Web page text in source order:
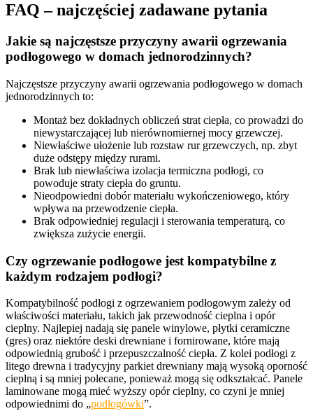
FAQ – najczęściej zadawane pytania
Jakie są najczęstsze przyczyny awarii ogrzewania
podłogowego w domach jednorodzinnych?
Najczęstsze przyczyny awarii ogrzewania podłogowego w domach
jednorodzinnych to:
Montaż bez dokładnych obliczeń strat ciepła, co prowadzi do
niewystarczającej lub nierównomiernej mocy grzewczej.
Niewłaściwe ułożenie lub rozstaw rur grzewczych, np. zbyt
duże odstępy między rurami.
Brak lub niewłaściwa izolacja termiczna podłogi, co
powoduje straty ciepła do gruntu.
Nieodpowiedni dobór materiału wykończeniowego, który
wpływa na przewodzenie ciepła.
Brak odpowiedniej regulacji i sterowania temperaturą, co
zwiększa zużycie energii.
Czy ogrzewanie podłogowe jest kompatybilne z
każdym rodzajem podłogi?
Kompatybilność podłogi z ogrzewaniem podłogowym zależy od
właściwości materiału, takich jak przewodność cieplna i opór
cieplny. Najlepiej nadają się panele winylowe, płytki ceramiczne
(gres) oraz niektóre deski drewniane i fornirowane, które mają
odpowiednią grubość i przepuszczalność ciepła. Z kolei podłogi z
litego drewna i tradycyjny parkiet drewniany mają wysoką oporność
cieplną i są mniej polecane, ponieważ mogą się odkształcać. Panele
laminowane mogą mieć wyższy opór cieplny, co czyni je mniej
odpowiednimi do „podłogówki”.